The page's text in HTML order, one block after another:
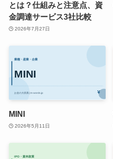
とは？仕組みと注意点、資
金調達サービス3社比較
2026年7月27日
MINI
2026年5月11日